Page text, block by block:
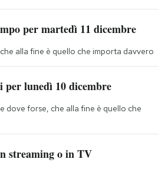
per martedì 11 dicembre
alla fine è quello che importa davvero
per lunedì 10 dicembre
dove forse, che alla fine è quello che
streaming o in TV